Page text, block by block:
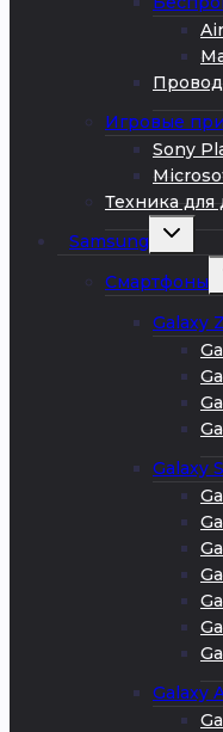
Игровые
Sony
Техника для
Samsung
дочернее
Смартфоны
Galaxy
Galaxy
Galaxy